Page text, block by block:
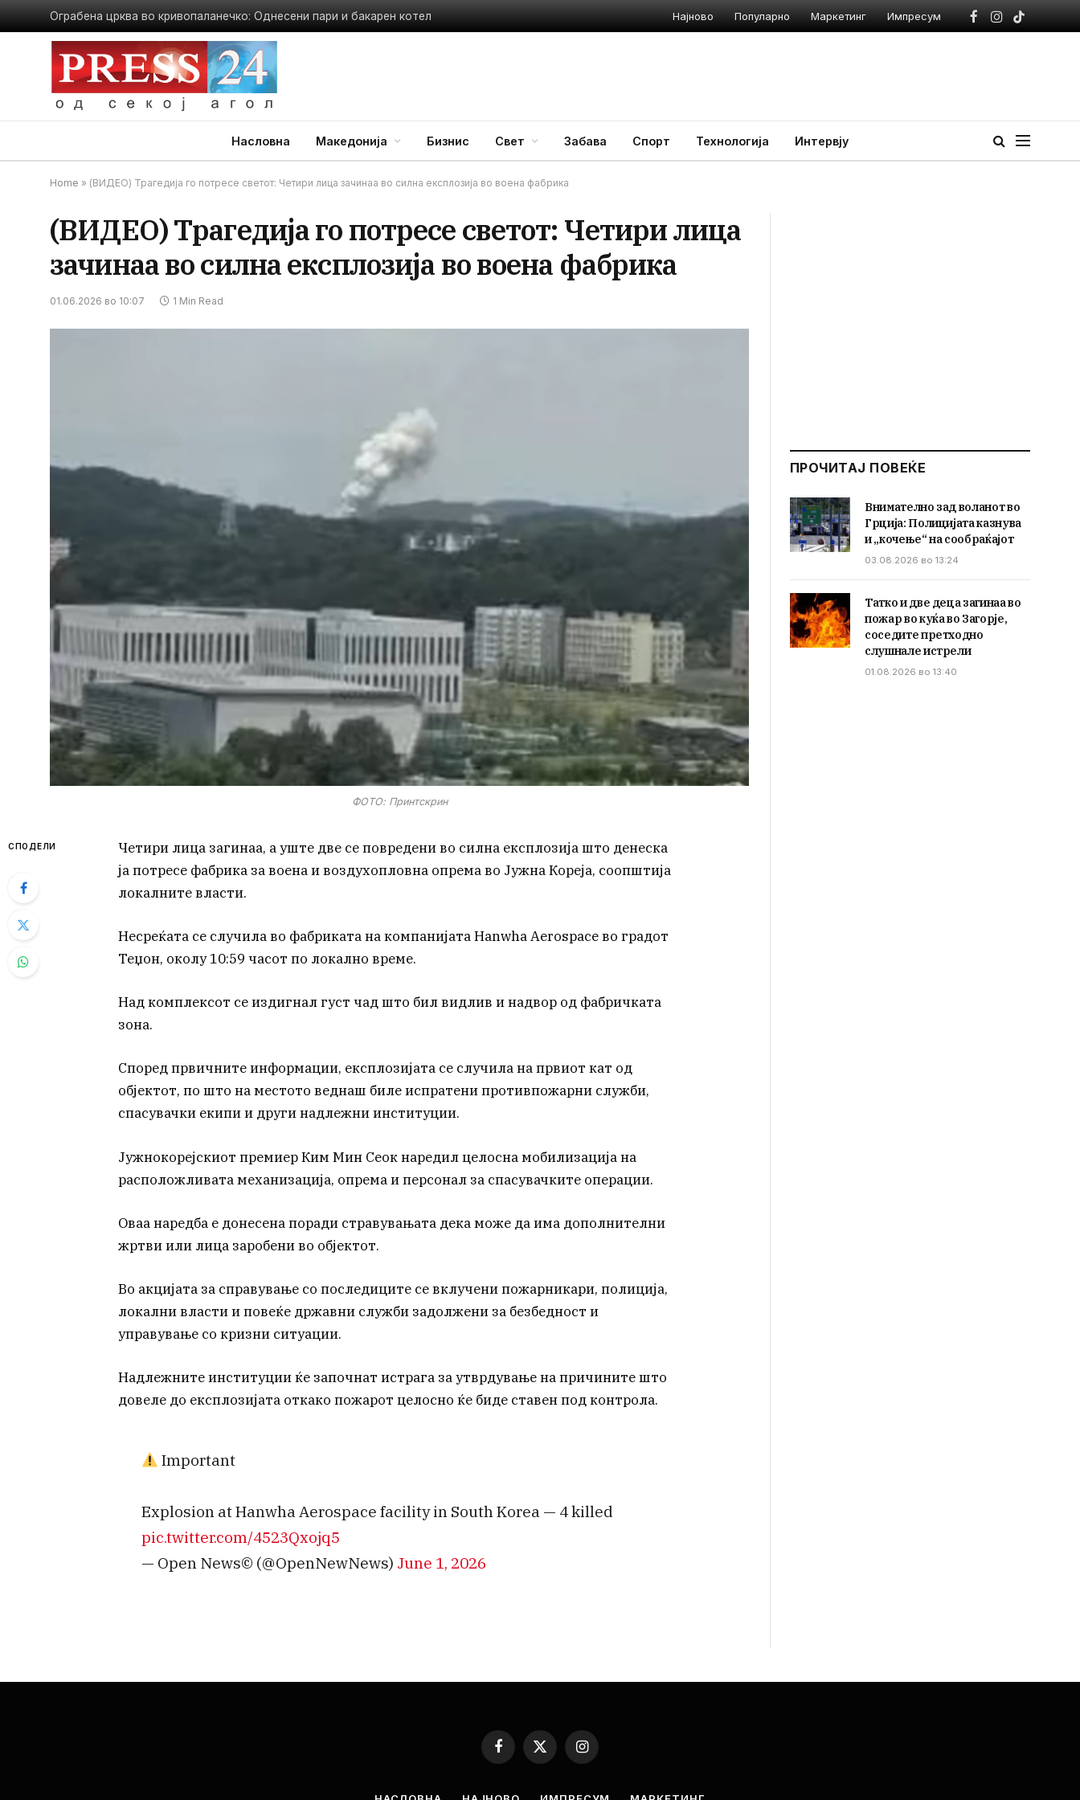
Ограбена црква во кривопаланечко: Однесени пари и бакарен котел Најново Популарно Маркетинг Импресум
Facebook
Instagram
TikTok
Насловна Македонија Бизнис Свет Забава Спорт Технологија Интервју
Home » (ВИДЕО) Трагедија го потресе светот: Четири лица зачинаа во силна експлозија во воена фабрика
(ВИДЕО) Трагедија го потресе светот: Четири лица
зачинаа во силна експлозија во воена фабрика
01.06.2026 во 10:07 1 Min Read
ФОТО: Принтскрин
СПОДЕЛИ
Четири лица загинаа, а уште две се повредени во силна експлозија што денеска
ја потресе фабрика за воена и воздухопловна опрема во Јужна Кореја, соопштија
локалните власти.
Несреќата се случила во фабриката на компанијата Hanwha Aerospace во градот
Теџон, околу 10:59 часот по локално време.
Над комплексот се издигнал густ чад што бил видлив и надвор од фабричката
зона.
Според првичните информации, експлозијата се случила на првиот кат од
објектот, по што на местото веднаш биле испратени противпожарни служби,
спасувачки екипи и други надлежни институции.
Јужнокорејскиот премиер Ким Мин Сеок наредил целосна мобилизација на
расположливата механизација, опрема и персонал за спасувачките операции.
Оваа наредба е донесена поради стравувањата дека може да има дополнителни
жртви или лица заробени во објектот.
Во акцијата за справување со последиците се вклучени пожарникари, полиција,
локални власти и повеќе државни служби задолжени за безбедност и
управување со кризни ситуации.
Надлежните институции ќе започнат истрага за утврдување на причините што
довеле до експлозијата откако пожарот целосно ќе биде ставен под контрола.
Important
Explosion at Hanwha Aerospace facility in South Korea — 4 killed
pic.twitter.com/4523Qxojq5
— Open News© (@OpenNewNews) June 1, 2026
ПРОЧИТАЈ ПОВЕЌЕ
Внимателно зад воланот во
Грција: Полицијата казнува
и „кочење“ на сообраќајот
03.08.2026 во 13:24
Татко и две деца загинаа во
пожар во куќа во Загорје,
соседите претходно
слушнале истрели
01.08.2026 во 13:40
Facebook
X
Instagram